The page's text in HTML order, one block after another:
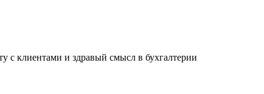
клиентами и здравый смысл в бухгалтерии